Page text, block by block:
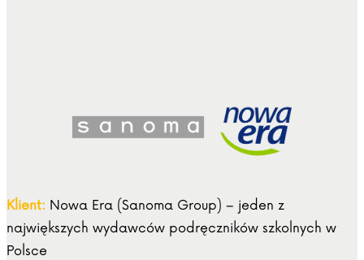
Klient: Nowa Era (Sanoma Group) – jeden z
największych wydawców podręczników szkolnych w
Polsce